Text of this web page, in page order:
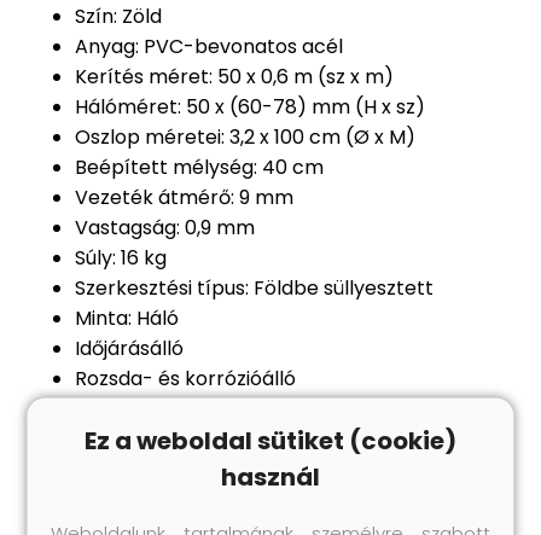
Szín: Zöld
Anyag: PVC-bevonatos acél
Kerítés méret: 50 x 0,6 m (sz x m)
Hálóméret: 50 x (60-78) mm (H x sz)
Oszlop méretei: 3,2 x 100 cm (Ø x M)
Beépített mélység: 40 cm
Vezeték átmérő: 9 mm
Vastagság: 0,9 mm
Súly: 16 kg
Szerkesztési típus: Földbe süllyesztett
Minta: Háló
Időjárásálló
Rozsda- és korrózióálló
Korrozióálló
Csak kültéri használatra
A csomag tartalma:
Ez a weboldal sütiket (cookie)
használ